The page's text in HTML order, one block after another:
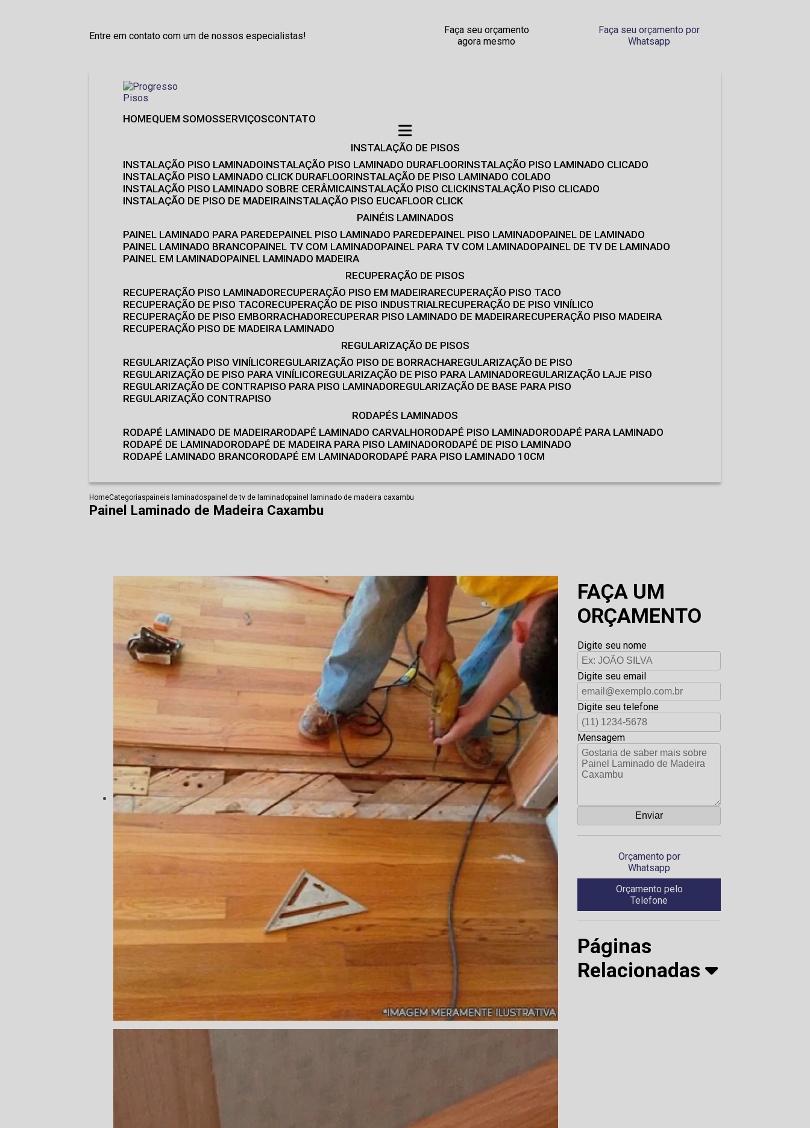
Entre em contato com um de nossos especialistas!
Faça seu orçamento
agora mesmo
Faça seu orçamento por
Whatsapp
HOME QUEM SOMOS SERVIÇOS CONTATO
INSTALAÇÃO DE PISOS
INSTALAÇÃO PISO LAMINADO INSTALAÇÃO PISO LAMINADO DURAFLOOR INSTALAÇÃO PISO LAMINADO CLICADO
INSTALAÇÃO PISO LAMINADO CLICK DURAFLOOR INSTALAÇÃO DE PISO LAMINADO COLADO
INSTALAÇÃO PISO LAMINADO SOBRE CERÂMICA INSTALAÇÃO PISO CLICK INSTALAÇÃO PISO CLICADO
INSTALAÇÃO DE PISO DE MADEIRA INSTALAÇÃO PISO EUCAFLOOR CLICK
PAINÉIS LAMINADOS
PAINEL LAMINADO PARA PAREDE PAINEL PISO LAMINADO PAREDE PAINEL PISO LAMINADO PAINEL DE LAMINADO
PAINEL LAMINADO BRANCO PAINEL TV COM LAMINADO PAINEL PARA TV COM LAMINADO PAINEL DE TV DE LAMINADO
PAINEL EM LAMINADO PAINEL LAMINADO MADEIRA
RECUPERAÇÃO DE PISOS
RECUPERAÇÃO PISO LAMINADO RECUPERAÇÃO PISO EM MADEIRA RECUPERAÇÃO PISO TACO
RECUPERAÇÃO DE PISO TACO RECUPERAÇÃO DE PISO INDUSTRIAL RECUPERAÇÃO DE PISO VINÍLICO
RECUPERAÇÃO DE PISO EMBORRACHADO RECUPERAR PISO LAMINADO DE MADEIRA RECUPERAÇÃO PISO MADEIRA
RECUPERAÇÃO PISO DE MADEIRA LAMINADO
REGULARIZAÇÃO DE PISOS
REGULARIZAÇÃO PISO VINÍLICO REGULARIZAÇÃO PISO DE BORRACHA REGULARIZAÇÃO DE PISO
REGULARIZAÇÃO DE PISO PARA VINÍLICO REGULARIZAÇÃO DE PISO PARA LAMINADO REGULARIZAÇÃO LAJE PISO
REGULARIZAÇÃO DE CONTRAPISO PARA PISO LAMINADO REGULARIZAÇÃO DE BASE PARA PISO
REGULARIZAÇÃO CONTRAPISO
RODAPÉS LAMINADOS
RODAPÉ LAMINADO DE MADEIRA RODAPÉ LAMINADO CARVALHO RODAPÉ PISO LAMINADO RODAPÉ PARA LAMINADO
RODAPÉ DE LAMINADO RODAPÉ DE MADEIRA PARA PISO LAMINADO RODAPÉ DE PISO LAMINADO
RODAPÉ LAMINADO BRANCO RODAPÉ EM LAMINADO RODAPÉ PARA PISO LAMINADO 10CM
HomeCategoriaspaineis laminadospainel de tv de laminadopainel laminado de madeira caxambu
Painel Laminado de Madeira Caxambu
FAÇA UM
ORÇAMENTO
Digite seu nome
Digite seu email
Digite seu telefone
Mensagem
Orçamento por
Whatsapp
Orçamento pelo
Telefone
Páginas
Relacionadas